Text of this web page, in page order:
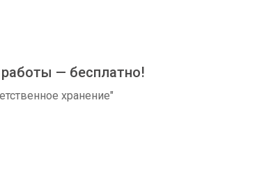
— бесплатно!
хранение"